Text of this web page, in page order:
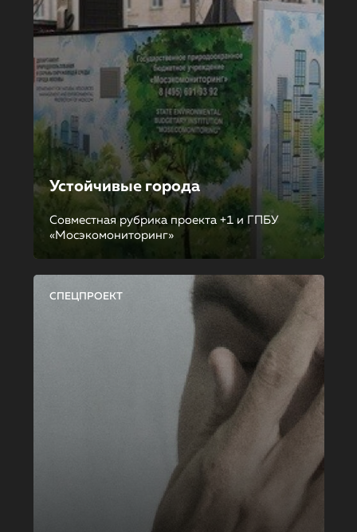
Устойчивые города
Совместная рубрика проекта +1 и ГПБУ
«Мосэкомониторинг»
СПЕЦПРОЕКТ